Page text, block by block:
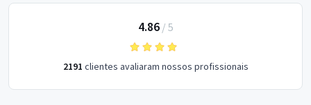
4.86/ 5
2191 clientes avaliaram nossos profissionais